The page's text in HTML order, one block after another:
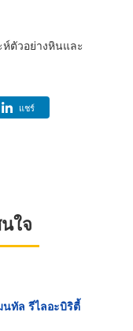
ตัวอย่างหินและ
แชร์
ใจ
นทัล รีไลอะบิริตี้